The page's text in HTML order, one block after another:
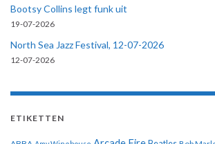
Bootsy Collins legt funk uit
19-07-2026
North Sea Jazz Festival, 12-07-2026
12-07-2026
ETIKETTEN